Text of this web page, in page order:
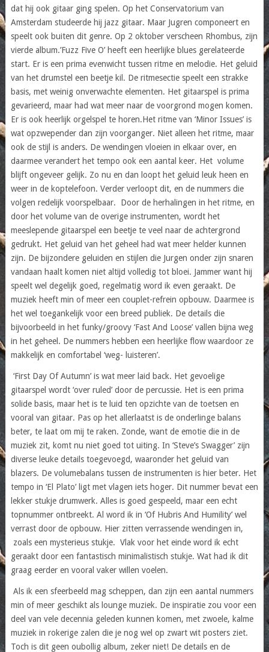
dat hij ook gitaar ging spelen. Op het Conservatorium van
Amsterdam studeerde hij jazz gitaar. Maar Jugren componeert en
speelt ook buiten dit genre. Op 2 oktober verscheen Rhombus, zijn
vierde album.’Fuzz Five O’ heeft een heerlijke blues gerelateerde
start. Er is een prima evenwicht tussen ritme en melodie. Het geluid
van het drumstel een beetje kil. De ritmesectie speelt een strakke
basis, met weinig onverwachte elementen. Het gitaarspel is prima
gevarieerd, maar had wat meer naar de voorgrond mogen komen.
Er is ook heerlijk orgelspel te horen.Het ritme van ‘Minor Issues’ is
wat opzwepender dan zijn voorganger. Niet alleen het ritme, maar
ook de stijl is anders. De wendingen vloeien in elkaar over, en
daarmee verandert het tempo ook een aantal keer. Het volume
blijft ongeveer gelijk. Zo nu en dan loopt het geluid leuk heen en
weer in de koptelefoon. Verder verloopt dit, en de nummers die
volgen redelijk voorspelbaar. Door de herhalingen in het ritme, en
door het volume van de overige instrumenten, wordt het
meeslepende gitaarspel een beetje te veel naar de achtergrond
gedrukt. Het geluid van het geheel had wat meer helder kunnen
zijn. De bijzondere geluiden en stijlen die Jurgen onder zijn snaren
vandaan haalt komen niet altijd volledig tot bloei. Jammer want hij
speelt wel degelijk goed, regelmatig word ik even geraakt. De
muziek heeft min of meer een couplet-refrein opbouw. Daarmee is
het wel toegankelijk voor een breed publiek. De details die
bijvoorbeeld in het funky/groovy ‘Fast And Loose’ vallen bijna weg
in het geheel. De nummers hebben een heerlijke flow waardoor ze
makkelijk en comfortabel ‘weg- luisteren’.
‘First Day Of Autumn’ is wat meer laid back. Het gevoelige
gitaarspel wordt ‘over ruled’ door de percussie. Het is een prima
solide basis, maar het is te luid ten opzichte van de toetsen en
vooral van gitaar. Pas op het allerlaatst is de onderlinge balans
beter, te laat om mij te raken. Zonde, want de emotie die in de
muziek zit, komt nu niet goed tot uiting. In ‘Steve’s Swagger’ zijn
diverse leuke details toegevoegd, waaronder het geluid van
blazers. De volumebalans tussen de instrumenten is hier beter. Het
tempo in ‘El Plato’ ligt met vlagen iets hoger. Dit nummer bevat een
lekker stukje drumwerk. Alles is goed gespeeld, maar een echt
topnummer ontbreekt. Al word ik in ‘Of Hubris And Humility’ wel
verrast door de opbouw. Hier zitten verrassende wendingen in,
zoals een mysterieus stukje. Vlak voor het einde word ik echt
geraakt door een fantastisch minimalistisch stukje. Wat had ik dit
graag eerder en vooral vaker willen voelen.
Als ik een sfeerbeeld mag scheppen, dan zijn een aantal nummers
min of meer geschikt als lounge muziek. De inspiratie zou voor een
deel van vele decennia geleden kunnen komen, met zwoele, kalme
muziek in rokerige zalen die je nog wel op zwart wit posters ziet.
Toch is dit geen oubollig album, zeker niet! De details en de